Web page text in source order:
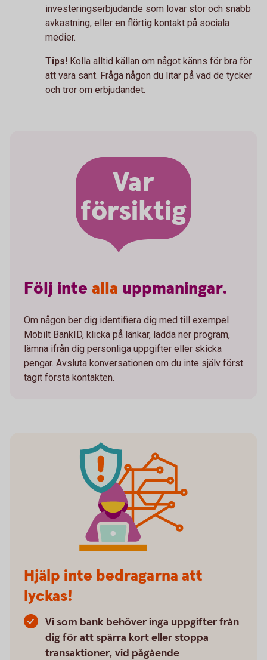
investeringserbjudande som lovar stor och snabb
avkastning, eller en flörtig kontakt på sociala
medier.
Tips! Kolla alltid källan om något känns för bra för
att vara sant. Fråga någon du litar på vad de tycker
och tror om erbjudandet.
Var
försiktig
Följ inte alla uppmaningar.
Om någon ber dig identifiera dig med till exempel
Mobilt BankID, klicka på länkar, ladda ner program,
lämna ifrån dig personliga uppgifter eller skicka
pengar. Avsluta konversationen om du inte själv först
tagit första kontakten.
Hjälp inte bedragarna att
lyckas!
Vi som bank behöver inga uppgifter från
dig för att spärra kort eller stoppa
transaktioner, vid pågående